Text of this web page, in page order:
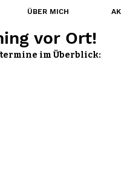
vor Ort!
im Überblick:
ÜBER MICH